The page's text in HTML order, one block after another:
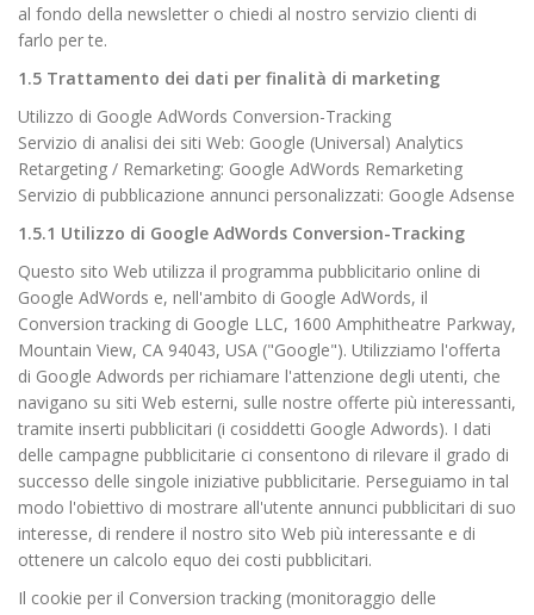
al fondo della newsletter o chiedi al nostro servizio clienti di
farlo per te.
1.5 Trattamento dei dati per finalità di marketing
Utilizzo di Google AdWords Conversion-Tracking
Servizio di analisi dei siti Web: Google (Universal) Analytics
Retargeting / Remarketing: Google AdWords Remarketing
Servizio di pubblicazione annunci personalizzati: Google Adsense
1.5.1 Utilizzo di Google AdWords Conversion-Tracking
Questo sito Web utilizza il programma pubblicitario online di
Google AdWords e, nell'ambito di Google AdWords, il
Conversion tracking di Google LLC, 1600 Amphitheatre Parkway,
Mountain View, CA 94043, USA ("Google"). Utilizziamo l'offerta
di Google Adwords per richiamare l'attenzione degli utenti, che
navigano su siti Web esterni, sulle nostre offerte più interessanti,
tramite inserti pubblicitari (i cosiddetti Google Adwords). I dati
delle campagne pubblicitarie ci consentono di rilevare il grado di
successo delle singole iniziative pubblicitarie. Perseguiamo in tal
modo l'obiettivo di mostrare all'utente annunci pubblicitari di suo
interesse, di rendere il nostro sito Web più interessante e di
ottenere un calcolo equo dei costi pubblicitari.
Il cookie per il Conversion tracking (monitoraggio delle